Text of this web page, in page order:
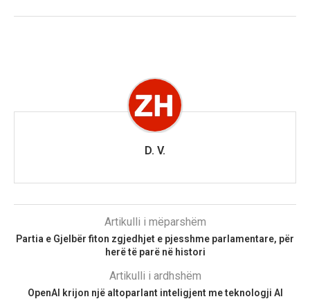
D. V.
Artikulli i mëparshëm
Partia e Gjelbër fiton zgjedhjet e pjesshme parlamentare, për
herë të parë në histori
Artikulli i ardhshëm
OpenAI krijon një altoparlant inteligjent me teknologji AI